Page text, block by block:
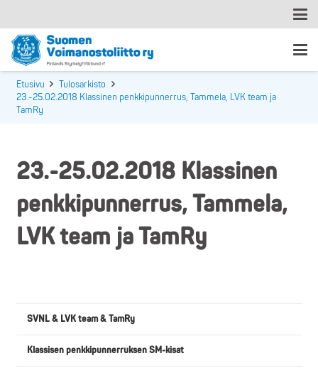
Etusivu
Tulosarkisto
23.-25.02.2018 Klassinen penkkipunnerrus, Tammela, LVK team ja
TamRy
23.-25.02.2018 Klassinen
penkkipunnerrus, Tammela,
LVK team ja TamRy
SVNL & LVK team & TamRy
Klassisen penkkipunnerruksen SM-kisat